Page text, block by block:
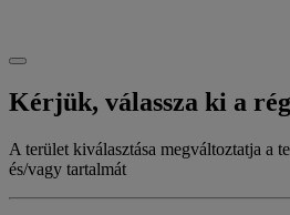
Kérjük, válassza ki a
A terület kiválasztása megváltoztatja a
és/vagy tartalmát